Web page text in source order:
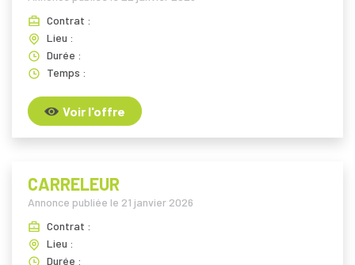
Contrat :
Lieu :
Durée :
Temps :
Voir l'offre
CARRELEUR
Annonce publiée le 21 janvier 2026
Contrat :
Lieu :
Durée :